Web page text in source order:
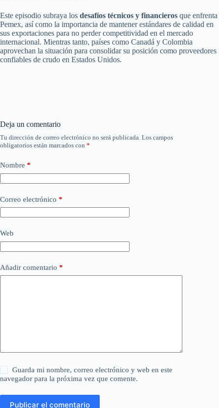
Este episodio subraya los desafíos técnicos y financieros que enfrenta
Pemex, así como la importancia de mantener estándares de calidad en
sus exportaciones para no perder competitividad en el mercado
internacional. Mientras tanto, países como Canadá y Colombia
aprovechan la situación para consolidar su posición como proveedores
confiables de crudo en Estados Unidos.
Deja un comentario
Tu dirección de correo electrónico no será publicada. Los campos
obligatorios están marcados con *
Nombre *
Correo electrónico *
Web
Añadir comentario *
Guarda mi nombre, correo electrónico y web en este
navegador para la próxima vez que comente.
Publicar el comentario